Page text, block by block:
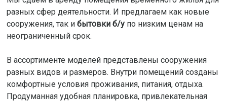
разных сфер деятельности. И предлагаем как новые
сооружения, так и бытовки б/упо низким ценам на
неограниченный срок.
В ассортименте моделей представлены сооружения
разных видов и размеров. Внутри помещений созданы
комфортные условия проживания, питания, отдыха.
Продуманная удобная планировка, привлекательная